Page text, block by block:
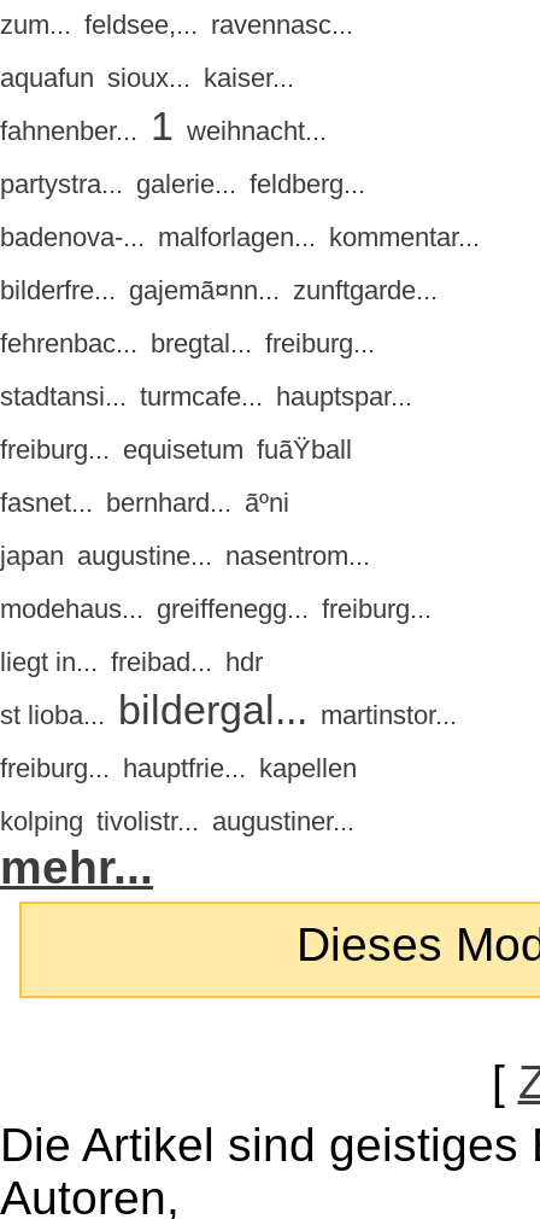
zum... feldsee,... ravennasc...
aquafun sioux... kaiser...
fahnenber... 1 weihnacht...
partystra... galerie... feldberg...
badenova-... malforlagen... kommentar...
bilderfre... gajemã¤nn... zunftgarde...
fehrenbac... bregtal... freiburg...
stadtansi... turmcafe... hauptspar...
freiburg... equisetum fuãŸball
fasnet... bernhard... ãºni
japan augustine... nasentrom...
modehaus... greiffenegg... freiburg...
liegt in... freibad... hdr
st lioba... bildergal... martinstor...
freiburg... hauptfrie... kapellen
kolping tivolistr... augustiner...
mehr...
Dieses
[
Die Artikel sind
Autoren,